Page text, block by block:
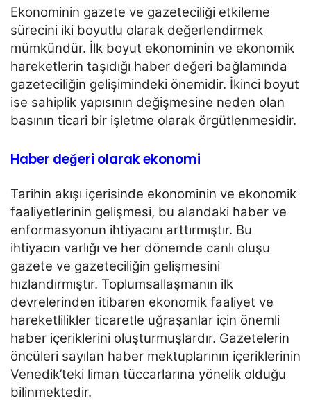
Ekonominin gazete ve gazeteciliği etkileme
sürecini iki boyutlu olarak değerlendirmek
mümkündür. İlk boyut ekonominin ve ekonomik
hareketlerin taşıdığı haber değeri bağlamında
gazeteciliğin gelişimindeki önemidir. İkinci boyut
ise sahiplik yapısının değişmesine neden olan
basının ticari bir işletme olarak örgütlenmesidir.
Haber değeri olarak ekonomi
Tarihin akışı içerisinde ekonominin ve ekonomik
faaliyetlerinin gelişmesi, bu alandaki haber ve
enformasyonun ihtiyacını arttırmıştır. Bu
ihtiyacın varlığı ve her dönemde canlı oluşu
gazete ve gazeteciliğin gelişmesini
hızlandırmıştır. Toplumsallaşmanın ilk
devrelerinden itibaren ekonomik faaliyet ve
hareketlilikler ticaretle uğraşanlar için önemli
haber içeriklerini oluşturmuşlardır. Gazetelerin
öncüleri sayılan haber mektuplarının içeriklerinin
Venedik’teki liman tüccarlarına yönelik olduğu
bilinmektedir.